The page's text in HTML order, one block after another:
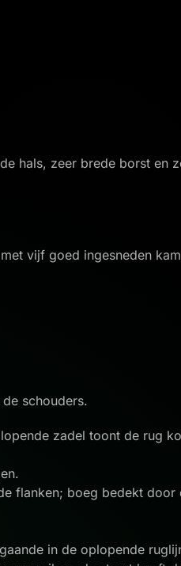
hals, zeer brede borst en
vijf goed ingesneden
schouders.
zadel toont de rug
flanken; boeg bedekt door
in de oplopende